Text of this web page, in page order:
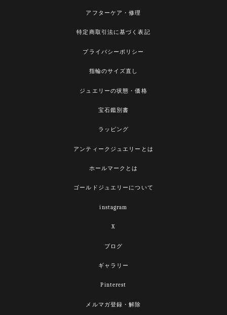
アフターケア・修理
特定商取引法に基づく表記
プライバシーポリシー
指輪のサイズ直し
ジュエリーの状態・価格
宝石鑑別書
ラッピング
アンティークジュエリーとは
ホールマークとは
ゴールドジュエリーについて
instagram
X
ブログ
ギャラリー
Pinterest
メルマガ登録・解除